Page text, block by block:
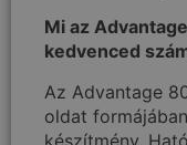
Mi az
kedvenced
Az Advantage
oldat
készítmény.